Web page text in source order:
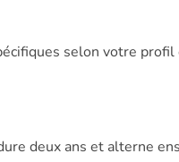
selon votre
deux ans et alterne